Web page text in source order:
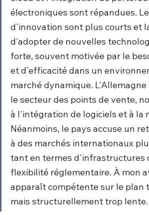
électroniques sont répandues.
d'innovation sont plus courts et
d'adopter de nouvelles
forte, souvent motivée par le
et d'efficacité dans un
marché dynamique.
le secteur des points de vente,
à l'intégration de logiciels et à la
Néanmoins, le pays accuse un
à des marchés internationaux
tant en termes d'infrastructures
flexibilité réglementaire. À mon
apparaît compétente sur le plan
mais structurellement trop lente.